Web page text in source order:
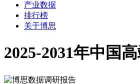
产业数据
排行榜
关于博思
2025-2031年中国